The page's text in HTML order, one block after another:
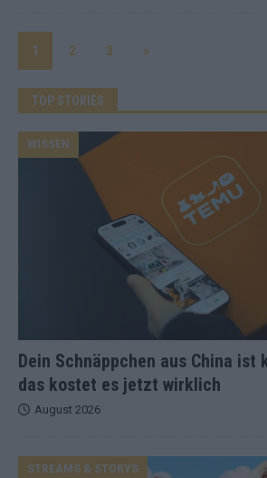
1 2 3 »
TOP STORIES
Dein Schnäppchen aus China ist
das kostet es jetzt wirklich
WISSEN
August 2026
STREAMS & STORYS